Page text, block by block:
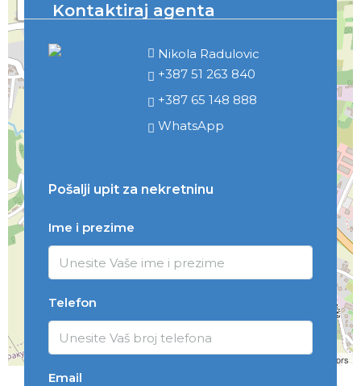
contributors
Kontaktiraj agenta
Nikola Radulovic
+387 51 263 840
+387 65 148 888
WhatsApp
Pošalji upit za nekretninu
Ime i prezime
Telefon
Email